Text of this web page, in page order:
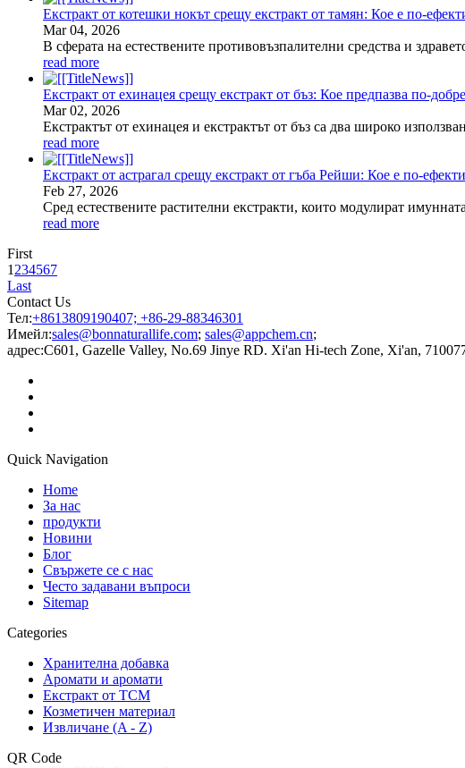
Екстракт от котешки нокът срещу екстракт от тамян: Кое е по-
Mar 04, 2026
В сферата на естествените противовъзпалителни средства и
read more
Екстракт от ехинацея срещу екстракт от бъз: Кое предпазва по-
Mar 02, 2026
Екстрактът от ехинацея и екстрактът от бъз са два широко
read more
Екстракт от астрагал срещу екстракт от гъба Рейши: Кое е по-
Feb 27, 2026
Сред естествените растителни екстракти, които модулират
read more
First
1 234567
Last
Contact Us
Тел:+8613809190407; +86-29-88346301
Имейл:sales@bonnaturallife.com; sales@appchem.cn;
адрес:C601, Gazelle Valley, No.69 Jinye RD. Xi'an Hi-tech Zone, Xi'an,
Quick Navigation
Home
За нас
продукти
Новини
Блог
Свържете се с нас
Често задавани въпроси
Sitemap
Categories
Хранителна добавка
Аромати и аромати
Екстракт от TCM
Козметичен материал
Извличане (A - Z)
QR Code